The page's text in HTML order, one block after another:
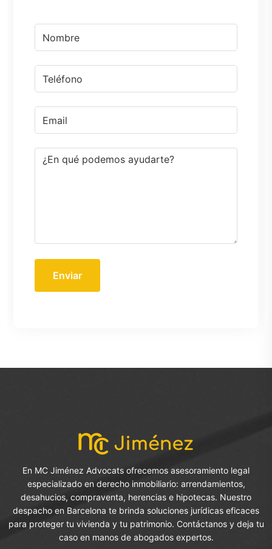
Enviar
En MC Jiménez Advocats ofrecemos asesoramiento legal
especializado en derecho inmobiliario: arrendamientos,
desahucios, compraventa, herencias e hipotecas. Nuestro
despacho en Barcelona te brinda soluciones jurídicas eficaces
para proteger tu vivienda y tu patrimonio. Contáctanos y deja tu
caso en manos de abogados expertos.